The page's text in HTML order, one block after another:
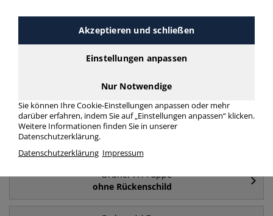
Ordner schmal A4
Häufig gesucht
Ordner A4 Pappe
ohne Rückenschild
Akzeptieren und schließen
Einstellungen anpassen
Nur Notwendige
Sie können Ihre Cookie-Einstellungen anpassen oder mehr
darüber erfahren, indem Sie auf „Einstellungen anpassen“ klicken.
Weitere Informationen finden Sie in unserer
Datenschutzerklärung.
Datenschutzerklärung Impressum